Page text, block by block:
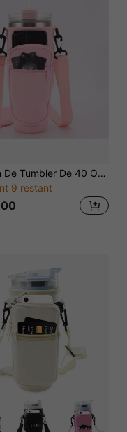
Manchon De Tumbler De 40 Oz, Manchon De Cooler Pour Tumbler Isolé, Manchon De Réservoir De Plongée Sous-marine, Convient Aux Nouveaux Design Tumbler Yeti, Housse De Tasse De Poignée De Transport, Manchon De Bouteille D'eau De Transport En Bandoulière
9 restant